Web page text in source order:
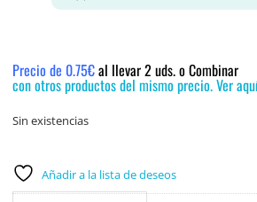
Precio de 0.75€al llevar 2 uds. o Combinar
con otros productos del mismo precio. Ver
Sin existencias
Añadir a la lista de deseos